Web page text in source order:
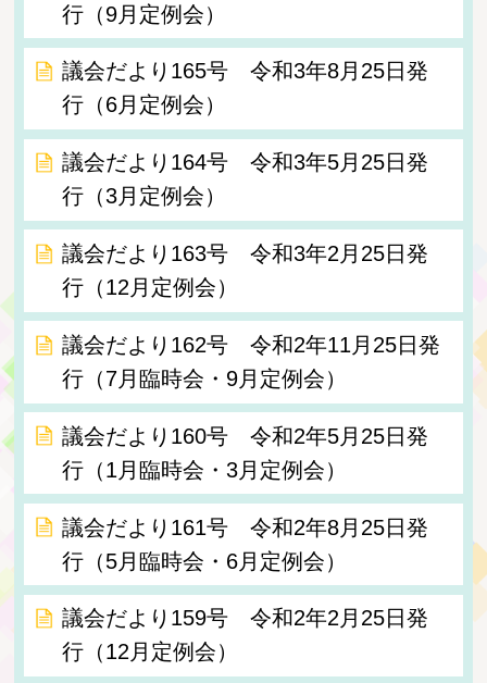
行（9月定例会）
議会だより165号 令和3年8月25日発
行（6月定例会）
議会だより164号 令和3年5月25日発
行（3月定例会）
議会だより163号 令和3年2月25日発
行（12月定例会）
議会だより162号 令和2年11月25日発
行（7月臨時会・9月定例会）
議会だより160号 令和2年5月25日発
行（1月臨時会・3月定例会）
議会だより161号 令和2年8月25日発
行（5月臨時会・6月定例会）
議会だより159号 令和2年2月25日発
行（12月定例会）